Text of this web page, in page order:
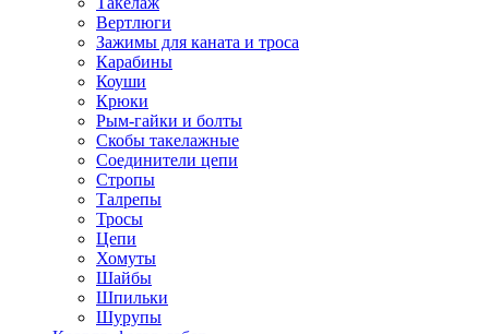
Вертлюги
Зажимы для каната и троса
Карабины
Коуши
Крюки
Рым-гайки и болты
Скобы такелажные
Соединители цепи
Стропы
Талрепы
Тросы
Цепи
Хомуты
Шайбы
Шпильки
Шурупы